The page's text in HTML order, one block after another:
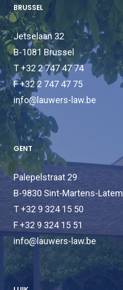
BRUSSEL
Jetselaan 32
B-1081 Brussel
T +32 2 747 47 74
F +32 2 747 47 75
info@lauwers-law.be
GENT
Palepelstraat 29
B-9830 Sint-Martens-Latem
T +32 9 324 15 50
F +32 9 324 15 51
info@lauwers-law.be